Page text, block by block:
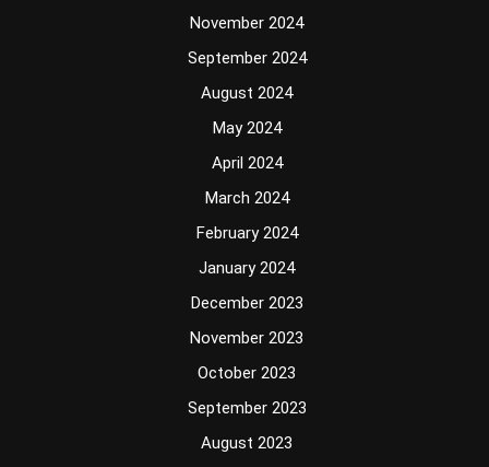
November 2024
September 2024
August 2024
May 2024
April 2024
March 2024
February 2024
January 2024
December 2023
November 2023
October 2023
September 2023
August 2023